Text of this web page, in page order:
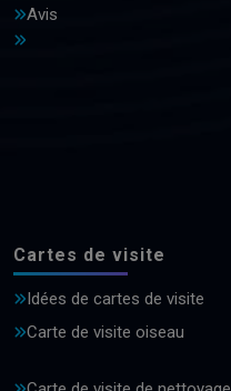
Avis
Cartes de visite
Idées de cartes de visite
Carte de visite oiseau